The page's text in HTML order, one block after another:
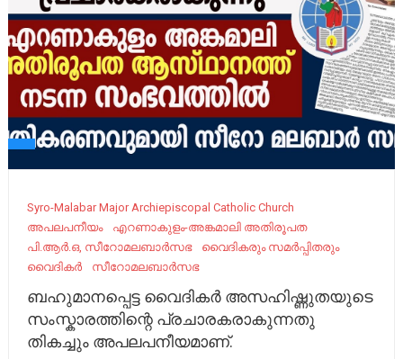
Syro-Malabar Major Archiepiscopal Catholic Church
അപലപനീയം
എറണാകുളം-അങ്കമാലി അതിരൂപത
പി.ആർ.ഒ, സീറോമലബാർസഭ
വൈദികരും സമര്‍പ്പിതരും
വൈദികർ
സീറോമലബാർസഭ
ബഹുമാനപ്പെട്ട വൈദികർ അസഹിഷ്ണുതയുടെ
സംസ്കാരത്തിന്റെ പ്രചാരകരാകുന്നതു
തികച്ചും അപലപനീയമാണ്.